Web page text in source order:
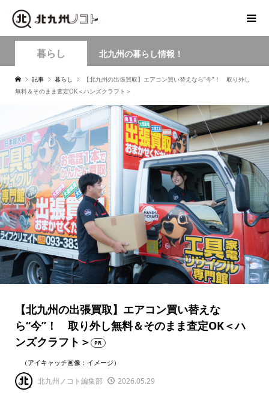
暮らし 北九州の暮らし情報！
記事 暮らし
【北九州の出張買取】エアコン買い替えなら“今”！ 取り外し
無料＆そのまま査定OK＜ハンズクラフト＞
【北九州の出張買取】エアコン買い替えな
ら“今”！ 取り外し無料＆そのまま査定OK＜ハ
ンズクラフト＞
PR
（アイキャッチ画像：イメージ）
北九州ノコト編集部 2026.05.29